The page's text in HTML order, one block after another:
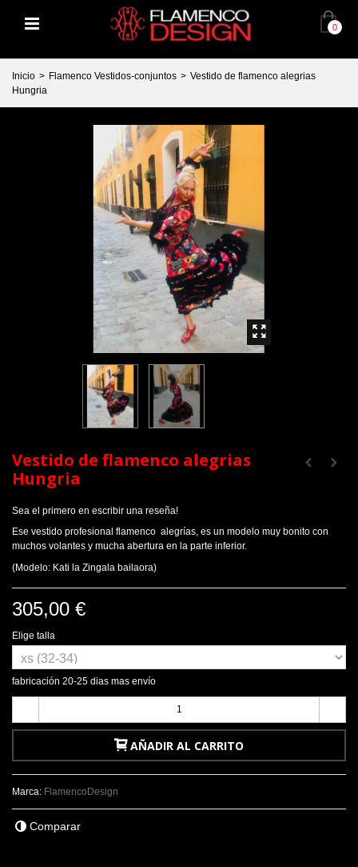
0
Inicio > Flamenco Vestidos-conjuntos > Vestido de flamenco alegrias
Hungria
Vestido de flamenco alegrias
Hungria
Sea el primero en escribir una reseña!
Ese vestido profesional flamenco alegrías, es un modelo muy bonito con
muchos volantes y mucha abertura en la parte inferior.
(Modelo: Kati la Zingala bailaora)
305,00 €
Elige talla
fabricación 20-25 dias mas envío
AÑADIR AL CARRITO
Marca: FlamencoDesign
Comparar